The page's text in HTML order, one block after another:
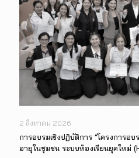
2 สิงหาคม 2026
การอบรมเชิงปฏิบัติการ “โครงการอ
อายุในชุมชน ระบบห้องเรียนยุคใหม่